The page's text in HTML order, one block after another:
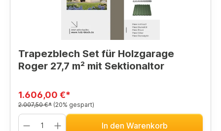
Trapezblech Set für Holzgarage
Roger 27,7 m² mit Sektionaltor
1.606,00 €*
2.007,50 €* (20% gespart)
In den Warenkorb